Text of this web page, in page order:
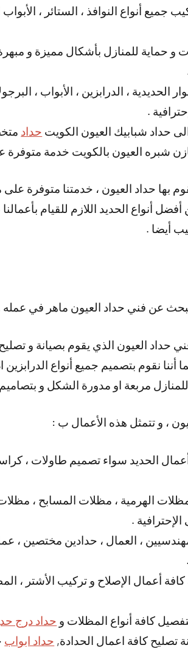
جميع أنواع النوافذ ، الستائر ،
حماية للمنازل بأشكال مميزة و
الحديدية ، الدرابزين ، الأبواب ،
.
حداد شبابيك العيون الكويت حداد
شبره العيون بالكويت خدمة متوفرة
أنواع الحديد اللازم للقيام
أيضا .
عن فني حداد العيون ماهر في عمله
حداد العيون الذي يقوم بصيانة و
أننا نقوم بتصميم جميع أنواع
مربعة او مدورة الشكل و
، و تتمثل هذه الأعمال ب :
الحديد سواء تصميم طاولات ،
الهرمية ، مظلات المسابح ،
.
، العمال ، حدادين مختصين ،
أعمال الإصلاح و تركيب الأشتر ،
كافة أنواع المظلات و حداد درج
كافة اعمال الحدادة, حداد ابواب